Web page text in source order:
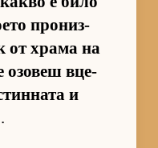
про­низ­
от храма на
озо­веш вце­
и
.